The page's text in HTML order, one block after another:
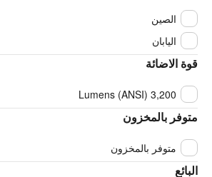
الصين
اليابان
قوة الاضائة
3,200 Lumens (ANSI)
متوفر بالمخزون
متوفر بالمخزون
البائع